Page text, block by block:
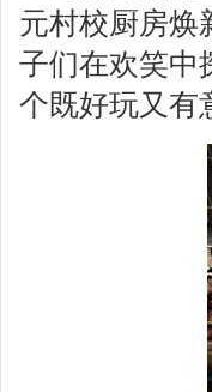
元村校厨房焕
子们在欢笑中
个既好玩又有